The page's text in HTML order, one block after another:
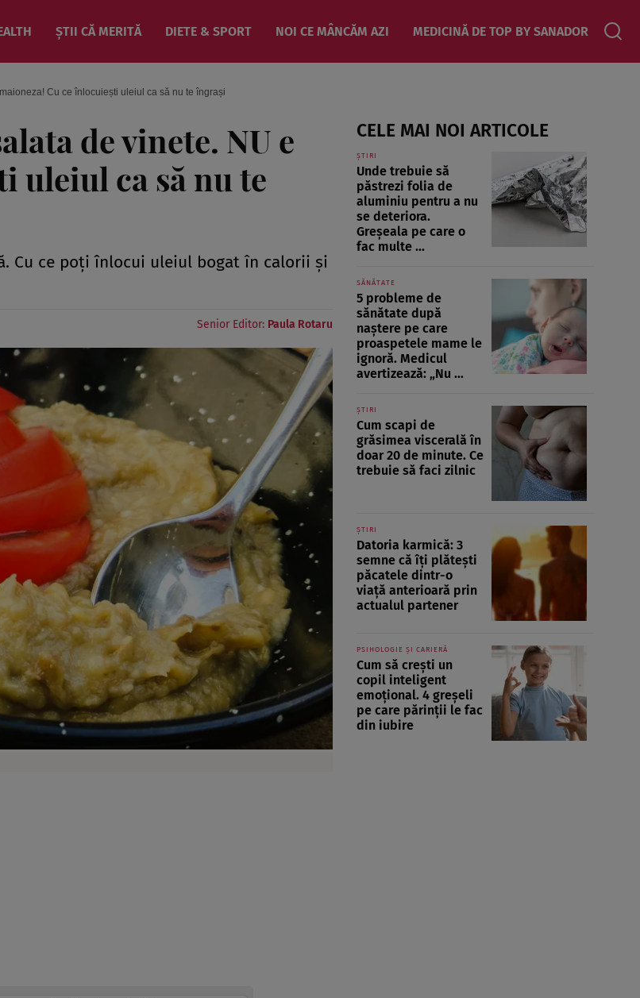
ȘTII CĂ MERITĂ DIETE & SPORT NOI CE MÂNCĂM AZI MEDICINĂ DE TOP BY SANADOR
Cu ce înlocuiești uleiul ca să nu te îngrași
de vinete. NU e
uleiul ca să nu te
Cu ce poți înlocui uleiul bogat în calorii și
Senior Editor: Paula Rotaru
CELE MAI NOI ARTICOLE
ȘTIRI
Unde trebuie să
păstrezi folia de
aluminiu pentru a nu
se deteriora.
Greșeala pe care o
fac multe ...
SĂNĂTATE
5 probleme de
sănătate după
naștere pe care
proaspetele mame le
ignoră. Medicul
avertizează: „Nu ...
ȘTIRI
Cum scapi de
grăsimea viscerală în
doar 20 de minute. Ce
trebuie să faci zilnic
ȘTIRI
Datoria karmică: 3
semne că îți plătești
păcatele dintr-o
viață anterioară prin
actualul partener
PSIHOLOGIE ȘI CARIERĂ
Cum să crești un
copil inteligent
emoțional. 4 greșeli
pe care părinții le fac
din iubire